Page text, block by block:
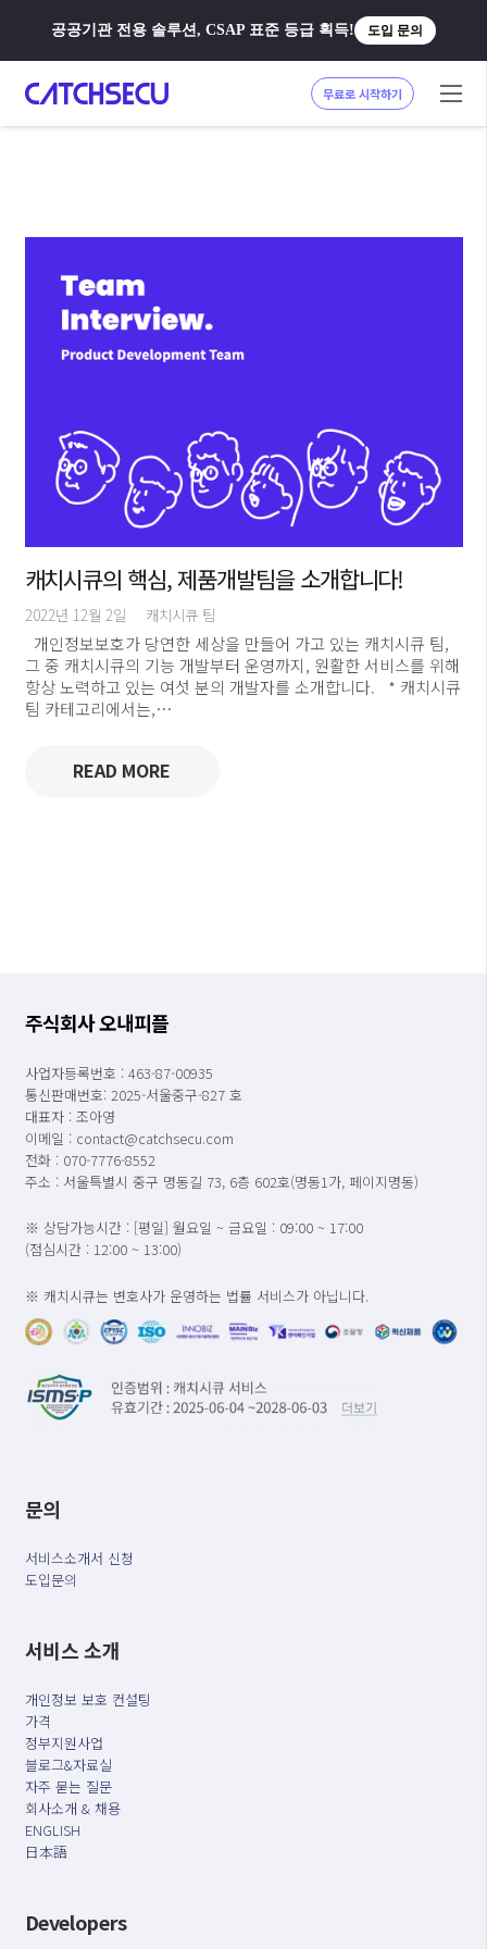
공공기관 전용 솔루션, CSAP 표준 등급 획득! 도입 문의
무료로 시작하기
캐치시큐의 핵심, 제품개발팀을 소개합니다!
2022년 12월 2일 캐치시큐 팀
개인정보보호가 당연한 세상을 만들어 가고 있는 캐치시큐 팀,
그 중 캐치시큐의 기능 개발부터 운영까지, 원활한 서비스를 위해
항상 노력하고 있는 여섯 분의 개발자를 소개합니다. * 캐치시큐
팀 카테고리에서는,…
READ MORE
주식회사 오내피플
사업자등록번호 : 463-87-00935
통신판매번호: 2025-서울중구-827 호
대표자 : 조아영
이메일 : contact@catchsecu.com
전화 : 070-7776-8552
주소 : 서울특별시 중구 명동길 73, 6층 602호(명동1가, 페이지명동)
※ 상담가능시간 : [평일] 월요일 ~ 금요일 : 09:00 ~ 17:00
(점심시간 : 12:00 ~ 13:00)
※ 캐치시큐는 변호사가 운영하는 법률 서비스가 아닙니다.
문의
서비스소개서 신청
도입문의
서비스 소개
개인정보 보호 컨설팅
가격
정부지원사업
블로그&자료실
자주 묻는 질문
회사소개 & 채용
ENGLISH
日本語
Developers